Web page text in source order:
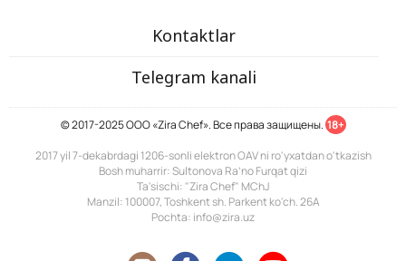
Kontaktlar
Telegram kanali
© 2017-2025 ООО «Zira Chef». Все права защищены. 18+
2017 yil 7-dekabrdagi 1206-sonli elektron OAV ni ro'yxatdan o'tkazish
Bosh muharrir: Sultonova Ra’no Furqat qizi
Ta'sischi: "Zira Chef" MChJ
Manzil: 100007, Toshkent sh. Parkent ko'ch. 26A
Pochta: info@zira.uz